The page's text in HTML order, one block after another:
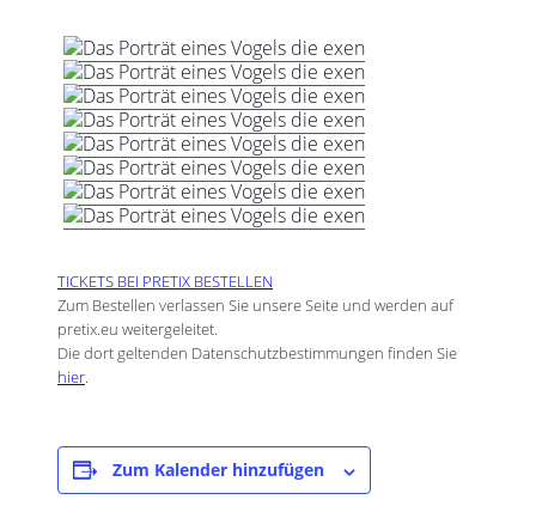
TICKETS BEI PRETIX BESTELLEN
Zum Bestellen verlassen Sie unsere Seite und werden auf
pretix.eu weitergeleitet.
Die dort geltenden Datenschutzbestimmungen finden Sie
hier.
Zum Kalender hinzufügen